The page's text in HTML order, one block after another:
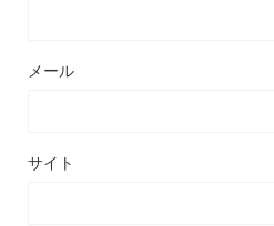
メール
サイト